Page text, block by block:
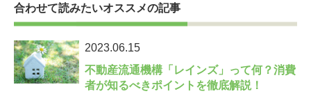
合わせて読みたいオススメの記事
2023.06.15
不動産流通機構「レインズ」って何？消費
者が知るべきポイントを徹底解説！